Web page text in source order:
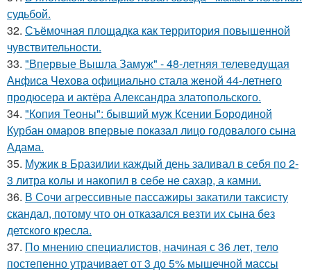
судьбой.
32. Съёмочная площадка как территория повышенной
чувствительности.
33. "Впервые Вышла Замуж" - 48-летняя телеведущая
Анфиса Чехова официально стала женой 44-летнего
продюсера и актёра Александра златопольского.
34. "Копия Теоны": бывший муж Ксении Бородиной
Курбан омаров впервые показал лицо годовалого сына
Адама.
35. Мужик в Бразилии каждый день заливал в себя по 2-
3 литра колы и накопил в себе не сахар, а камни.
36. В Сочи агрессивные пассажиры закатили таксисту
скандал, потому что он отказался везти их сына без
детского кресла.
37. По мнению специалистов, начиная с 36 лет, тело
постепенно утрачивает от 3 до 5% мышечной массы